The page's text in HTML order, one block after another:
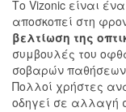
Το Vizonic είναι ένα
αποσκοπεί στη
βελτίωση της
συμβουλές του
σοβαρών
Πολλοί χρήστες
οδηγεί σε αλλαγή